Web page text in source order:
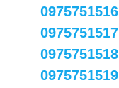
0975751516
0975751517
0975751518
0975751519